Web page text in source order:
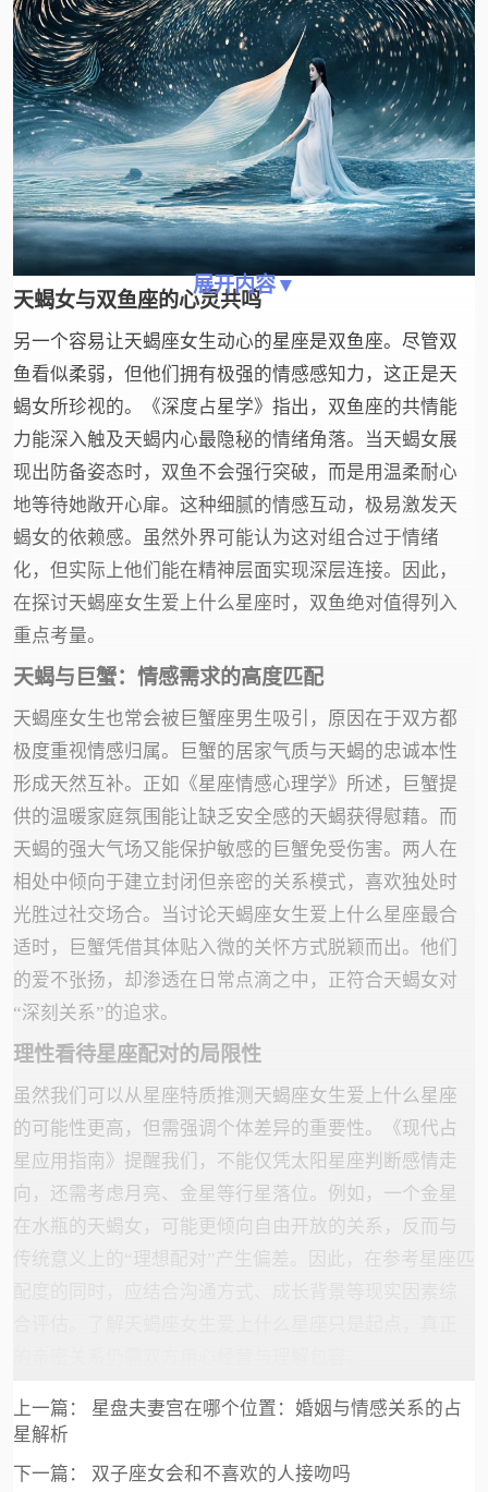
天蝎女与双鱼座的心灵共鸣
另一个容易让天蝎座女生动心的星座是双鱼座。尽管双
鱼看似柔弱，但他们拥有极强的情感感知力，这正是天
蝎女所珍视的。《深度占星学》指出，双鱼座的共情能
力能深入触及天蝎内心最隐秘的情绪角落。当天蝎女展
现出防备姿态时，双鱼不会强行突破，而是用温柔耐心
地等待她敞开心扉。这种细腻的情感互动，极易激发天
蝎女的依赖感。虽然外界可能认为这对组合过于情绪
化，但实际上他们能在精神层面实现深层连接。因此，
在探讨天蝎座女生爱上什么星座时，双鱼绝对值得列入
重点考量。
天蝎与巨蟹：情感需求的高度匹配
天蝎座女生也常会被巨蟹座男生吸引，原因在于双方都
极度重视情感归属。巨蟹的居家气质与天蝎的忠诚本性
形成天然互补。正如《星座情感心理学》所述，巨蟹提
供的温暖家庭氛围能让缺乏安全感的天蝎获得慰藉。而
天蝎的强大气场又能保护敏感的巨蟹免受伤害。两人在
相处中倾向于建立封闭但亲密的关系模式，喜欢独处时
光胜过社交场合。当讨论天蝎座女生爱上什么星座最合
适时，巨蟹凭借其体贴入微的关怀方式脱颖而出。他们
的爱不张扬，却渗透在日常点滴之中，正符合天蝎女对
“深刻关系”的追求。
理性看待星座配对的局限性
虽然我们可以从星座特质推测天蝎座女生爱上什么星座
的可能性更高，但需强调个体差异的重要性。《现代占
星应用指南》提醒我们，不能仅凭太阳星座判断感情走
向，还需考虑月亮、金星等行星落位。例如，一个金星
在水瓶的天蝎女，可能更倾向自由开放的关系，反而与
传统意义上的“理想配对”产生偏差。因此，在参考星座匹
展开内容▼
上一篇： 星盘夫妻宫在哪个位置：婚姻与情感关系的占
星解析
下一篇： 双子座女会和不喜欢的人接吻吗